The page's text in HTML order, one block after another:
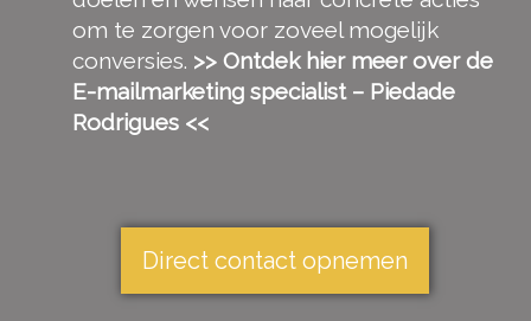
om te zorgen voor zoveel mogelijk
conversies. >> Ontdek hier meer over de
E-mailmarketing specialist – Piedade
Rodrigues <<
Direct contact opnemen